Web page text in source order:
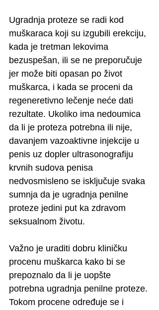
Ugradnja proteze se radi kod
muškaraca koji su izgubili erekciju,
kada je tretman lekovima
bezuspešan, ili se ne preporučuje
jer može biti opasan po život
muškarca, i kada se proceni da
regeneretivno lečenje neće dati
rezultate. Ukoliko ima nedoumica
da li je proteza potrebna ili nije,
davanjem vazoaktivne injekcije u
penis uz dopler ultrasonografiju
krvnih sudova penisa
nedvosmisleno se isključuje svaka
sumnja da je ugradnja penilne
proteze jedini put ka zdravom
seksualnom životu.
Važno je uraditi dobru kliničku
procenu muškarca kako bi se
prepoznalo da li je uopšte
potrebna ugradnja penilne proteze.
Tokom procene određuje se i